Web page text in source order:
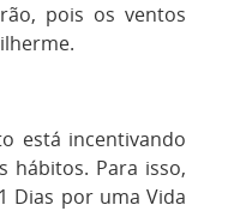
pois os ventos
está incentivando
hábitos. Para isso,
Dias por uma Vida